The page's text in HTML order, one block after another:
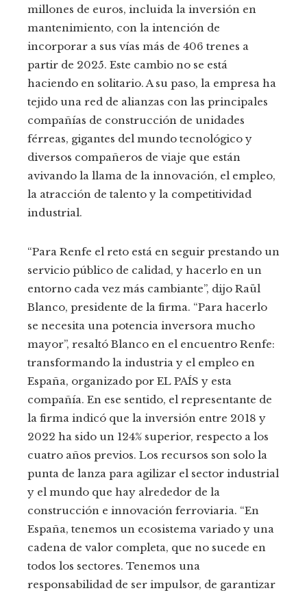
millones de euros, incluida la inversión en
mantenimiento, con la intención de
incorporar a sus vías más de 406 trenes a
partir de 2025. Este cambio no se está
haciendo en solitario. A su paso, la empresa ha
tejido una red de alianzas con las principales
compañías de construcción de unidades
férreas, gigantes del mundo tecnológico y
diversos compañeros de viaje que están
avivando la llama de la innovación, el empleo,
la atracción de talento y la competitividad
industrial.
“Para Renfe el reto está en seguir prestando un
servicio público de calidad, y hacerlo en un
entorno cada vez más cambiante”, dijo Raül
Blanco, presidente de la firma. “Para hacerlo
se necesita una potencia inversora mucho
mayor”, resaltó Blanco en el encuentro Renfe:
transformando la industria y el empleo en
España, organizado por EL PAÍS y esta
compañía. En ese sentido, el representante de
la firma indicó que la inversión entre 2018 y
2022 ha sido un 124% superior, respecto a los
cuatro años previos. Los recursos son solo la
punta de lanza para agilizar el sector industrial
y el mundo que hay alrededor de la
construcción e innovación ferroviaria. “En
España, tenemos un ecosistema variado y una
cadena de valor completa, que no sucede en
todos los sectores. Tenemos una
responsabilidad de ser impulsor, de garantizar